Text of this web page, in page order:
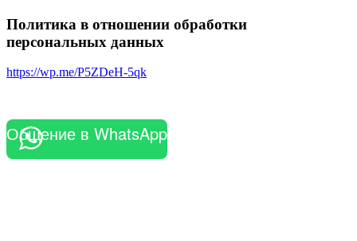
Политика в отношении обработки
персональных данных
https://wp.me/P5ZDeH-5qk
Общение в WhatsApp